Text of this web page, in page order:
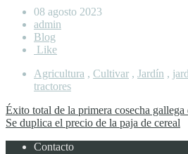
08 agosto 2023
admin
Blog
Like
Agricultura , Cultivar , Jardín ,
tractores
Éxito total de la primera cosecha gallega
Se duplica el precio de la paja de cereal
Contacto